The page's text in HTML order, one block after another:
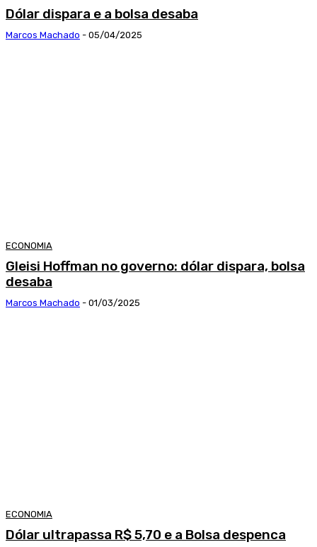
Dólar dispara e a bolsa desaba
Marcos Machado - 05/04/2025
ECONOMIA
Gleisi Hoffman no governo: dólar dispara, bolsa
desaba
Marcos Machado - 01/03/2025
ECONOMIA
Dólar ultrapassa R$ 5,70 e a Bolsa despenca